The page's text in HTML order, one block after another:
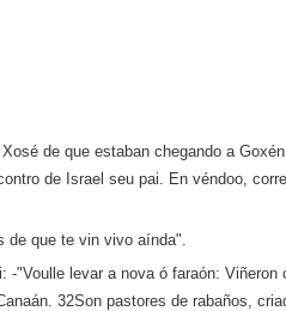
de que estaban chegando a
de Israel seu pai. En véndoo,
de que te vin vivo aínda".
levar a nova ó faraón: Viñeron
32Son pastores de rabaños,